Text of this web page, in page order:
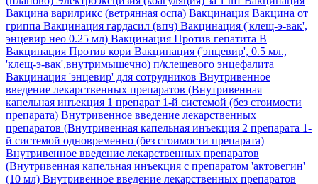
Вакцина варилрикс (ветрянная оспа) Вакцинация Вакцина от
гриппа Вакцинация гардасил (впч) Вакцинация ('клещ-э-вак',
энцевир нео 0.25 мл) Вакцинация Против гепатита В
Вакцинация Против кори Вакцинация ('энцевир', 0.5 мл.,
'клещ-э-вак',внутримышечно) п/клещевого энцефалита
Вакцинация 'энцевир' для сотрудников Внутривенное
введение лекарственных препаратов (Внутривенная
капельная инъекция 1 препарат 1-й системой (без стоимости
препарата) Внутривенное введение лекарственных
препаратов (Внутривенная капельная инъекция 2 препарата 1-
й системой одновременно (без стоимости препарата)
Внутривенное введение лекарственных препаратов
(Внутривенная капельная инъекция с препаратом 'актовегин'
(10 мл) Внутривенное введение лекарственных препаратов